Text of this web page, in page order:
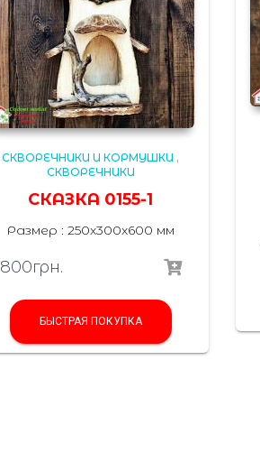
СКВОРЕЧНИКИ И КОРМУШКИ ,
СКВОРЕЧНИКИ
СКАЗКА 0155-1
Размер : 250x300x600 мм
800грн.
БЫСТРАЯ ПОКУПКА